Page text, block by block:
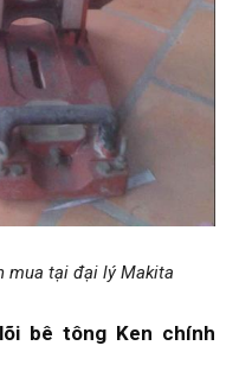
mua tại đại lý Makita
bê tông Ken chính